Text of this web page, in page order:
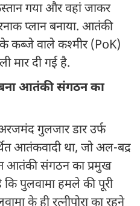
गया और वहां जाकर
प्लान बनाया. आतंकी
के कब्जे वाले कश्मीर (PoK)
मार दी गई है.
आतंकी संगठन का
गुलजार डार उर्फ
आतंकवादी था, जो अल-बद्र
आतंकी संगठन का प्रमुख
पुलवामा हमले की पूरी